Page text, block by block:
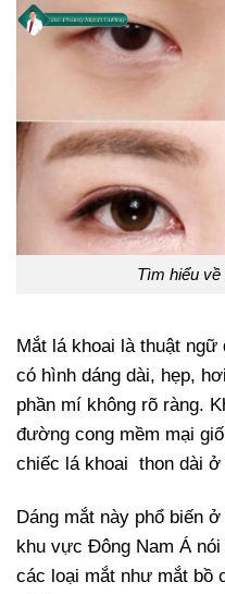
Tìm hiểu về
Mắt lá khoai là thuật ngữ
có hình dáng dài, hẹp,
phần mí không rõ ràng.
đường cong mềm mại
chiếc lá khoai thon dài
Dáng mắt này phổ biến
khu vực Đông Nam Á
các loại mắt như mắt bồ